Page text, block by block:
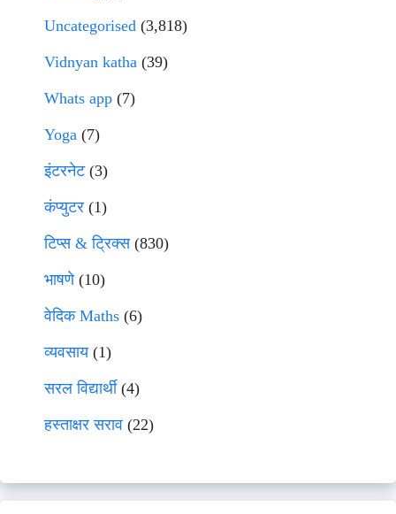
Uncategorised (3,818)
Vidnyan katha (39)
Whats app (7)
Yoga (7)
इंटरनेट(3)
कंप्युटर (1)
टिप्स & ट्रिक्स(830)
भाषणे(10)
वेदिक Maths (6)
व्यवसाय(1)
सरल विद्यार्थी(4)
हस्ताक्षर सराव (22)